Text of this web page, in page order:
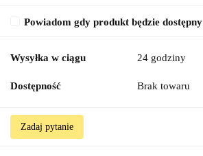
Powiadom gdy produkt będzie dostępny
Wysyłka w ciągu 24 godziny
Dostępność Brak towaru
Zadaj pytanie